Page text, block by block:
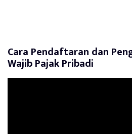
Cara Pendaftaran dan
Wajib Pajak Pribadi